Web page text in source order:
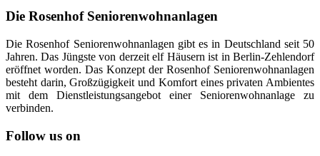
Die Rosenhof Seniorenwohnanlagen
Die Rosenhof Seniorenwohnanlagen gibt es in Deutschland seit 50
Jahren. Das Jüngste von derzeit elf Häusern ist in Berlin-Zehlendorf
eröffnet worden. Das Konzept der Rosenhof Seniorenwohnanlagen
besteht darin, Großzügigkeit und Komfort eines privaten Ambientes
mit dem Dienstleistungsangebot einer Seniorenwohnanlage zu
verbinden.
Follow us on